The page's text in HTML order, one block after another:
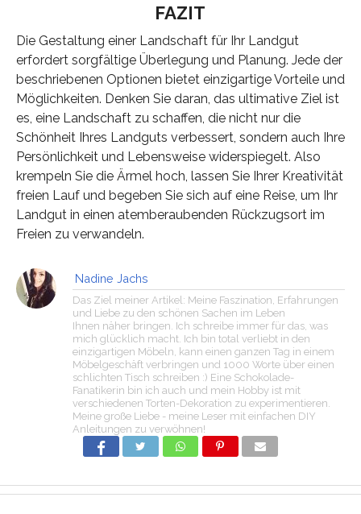
FAZIT
Die Gestaltung einer Landschaft für Ihr Landgut
erfordert sorgfältige Überlegung und Planung. Jede der
beschriebenen Optionen bietet einzigartige Vorteile und
Möglichkeiten. Denken Sie daran, das ultimative Ziel ist
es, eine Landschaft zu schaffen, die nicht nur die
Schönheit Ihres Landguts verbessert, sondern auch Ihre
Persönlichkeit und Lebensweise widerspiegelt. Also
krempeln Sie die Ärmel hoch, lassen Sie Ihrer Kreativität
freien Lauf und begeben Sie sich auf eine Reise, um Ihr
Landgut in einen atemberaubenden Rückzugsort im
Freien zu verwandeln.
Nadine Jachs
Das Ziel meiner Artikel: Meine Faszination, Erfahrungen
und Liebe zu den schönen Sachen im Leben
Ihnen näher bringen. Ich schreibe immer für das, was
mich glücklich macht. Ich bin total verliebt in den
einzigartigen Möbeln, kann einen ganzen Tag in einem
Möbelgeschäft verbringen und 1000 Worte über einen
schlichten Tisch schreiben :) Eine Schokolade-
Fanatikerin bin ich auch und mein Hobby ist mit
verschiedenen Torten-Dekoration zu experimentieren.
Meine große Liebe - meine Leser mit einfachen DIY
Anleitungen zu verwöhnen!